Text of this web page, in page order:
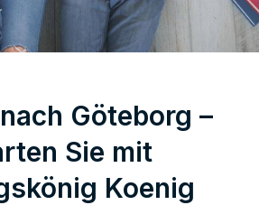
Göteborg –
Sie mit
Koenig